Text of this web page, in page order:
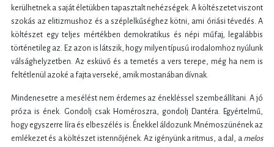
kerülhetnek a saját életükben tapasztalt nehézségek. A költészetet viszont
szokás az elitizmushoz és a széplelkűséghez kötni, ami óriási tévedés. A
költészet egy teljes mértékben demokratikus és népi műfaj, legalábbis
történetileg az. Ez azon is látszik, hogy milyen típusú irodalomhoz nyúlunk
válsághelyzetben. Az esküvő és a temetés a vers terepe, még ha nem is
feltétlenül azoké a fajta verseké, amik mostanában dívnak.
Mindenesetre a mesélést nem érdemes az énekléssel szembeállítani. A jó
próza is ének. Gondolj csak Homéroszra, gondolj Dantéra. Egyértelmű,
hogy egyszerre líra és elbeszélés is. Énekkel áldozunk Mnémoszünének az
emlékezet és a költészet istennőjének. Az igényünk a ritmus, a dal, a melos